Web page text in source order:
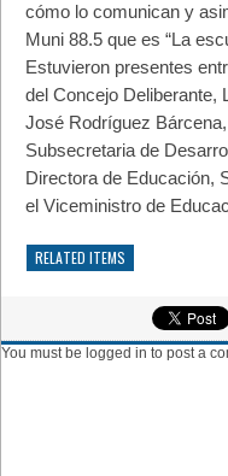
cómo lo comunican y
Muni 88.5 que es “La
Estuvieron presentes
del Concejo Deliberante,
José Rodríguez
Subsecretaria de
Directora de Educación,
el Viceministro de
RELATED ITEMS
You must be logged in to post a